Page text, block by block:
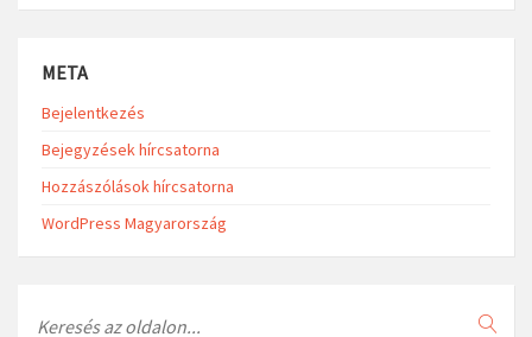
META
Bejelentkezés
Bejegyzések hírcsatorna
Hozzászólások hírcsatorna
WordPress Magyarország